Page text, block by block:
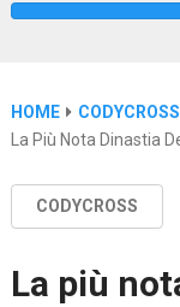
HOME
CODYCROSS
La Più Nota Dinastia
CODYCROSS
La più